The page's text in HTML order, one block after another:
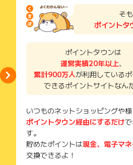
そ
ポイントタ
ポイントタウンは
運営実績20年以上、
累計900万人が利用している
できるポイントサイトなん
いつものネットショッピングや
ポイントタウン経由にするだけ
す。
貯めたポイントは現金、電子マ
交換できるよ！